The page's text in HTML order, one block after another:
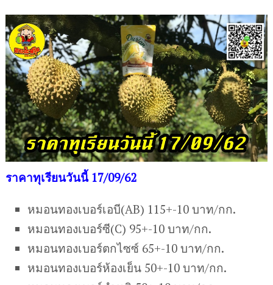
ราคาทุเรียนวันนี้ 17/09/62
หมอนทองเบอร์เอบี(AB) 115+-10 บาท/กก.
หมอนทองเบอร์ซี(C) 95+-10 บาท/กก.
หมอนทองเบอร์ตกไซซ์ 65+-10 บาท/กก.
หมอนทองเบอร์ห้องเย็น 50+-10 บาท/กก.